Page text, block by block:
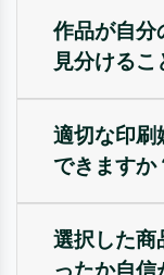
作品が自分
見分けるこ
適切な印刷
できますか
選択した商
ったか自信